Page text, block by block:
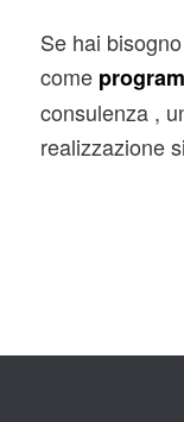
Se hai
come
consulenza ,
realizzazione